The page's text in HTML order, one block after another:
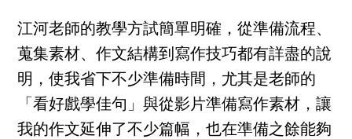
江河老師的教學方試簡單明確，從準備流程、
蒐集素材、作文結構到寫作技巧都有詳盡的說
明，使我省下不少準備時間，尤其是老師的
「看好戲學佳句」與從影片準備寫作素材，讓
我的作文延伸了不少篇幅，也在準備之餘能夠